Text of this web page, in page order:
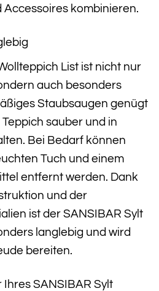
kombinieren.
List ist nicht nur
auch besonders
Staubsaugen genügt
sauber und in
Bei Bedarf können
Tuch und einem
entfernt werden. Dank
und der
ist der SANSIBAR Sylt
langlebig und wird
bereiten.
SANSIBAR Sylt